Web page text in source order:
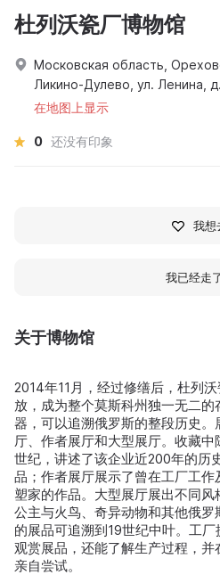
关于博物馆
2014年11月，经过修缮后，杜列
放，成为整个莫斯科州独一无二
器，可以追溯俄罗斯的整段历史
厅、作者展厅和大型展厅。收藏
世纪，讲述了该企业近200年的历
品；作者展厅展示了曾在工厂工
塑家的作品。大型展厅展出不同
公主与火鸟、奇异动物和其他俄
的展品可追溯到19世纪中叶。工
观赏展品，还能了解生产过程，
亲自尝试。
杜列沃瓷厂博物馆
Московская область,
Ликино-Дулево, ул. Ленина,
在地图上显示
0 还没有印象
我想
我已经走